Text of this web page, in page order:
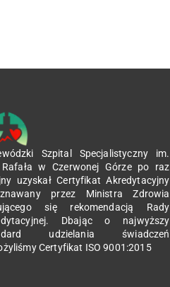
Szpital Specjalistyczny im.
w Czerwonej Górze po raz
uzyskał Certyfikat Akredytacyjny
przez Ministra Zdrowia
się rekomendacją Rady
Dbając o najwyższy
udzielania świadczeń
Certyfikat ISO 9001:2015